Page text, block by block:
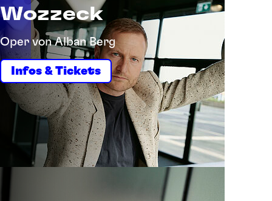
Wozzeck
Oper von Alban Berg
Infos & Tickets